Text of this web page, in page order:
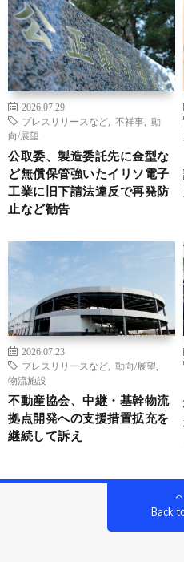
2026.07.29
プレスリリースなど
不祥事
動
向/展望
公取委、製造委託先に金型な
ど無償保管強いたイリソ電子
工業に旧下請法違反で再発防
止など勧告
2026.07.23
プレスリリースなど
動向/展望
物流施設
不動産協会、中継・基幹物流
拠点開発への支援措置拡充を
継続して訴え
Back